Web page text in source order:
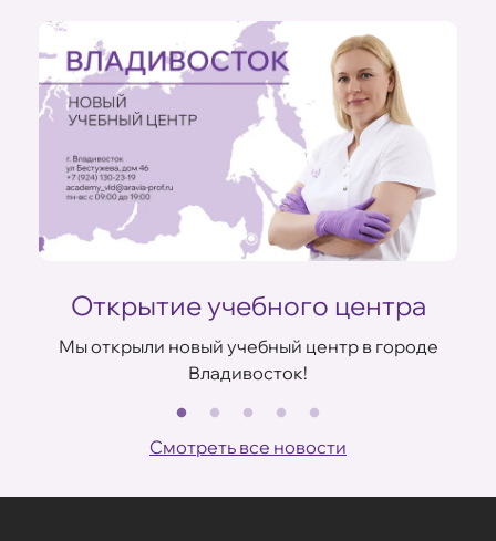
Открытие учебного центра
Мы открыли новый учебный центр в городе
Владивосток!
Смотреть все новости